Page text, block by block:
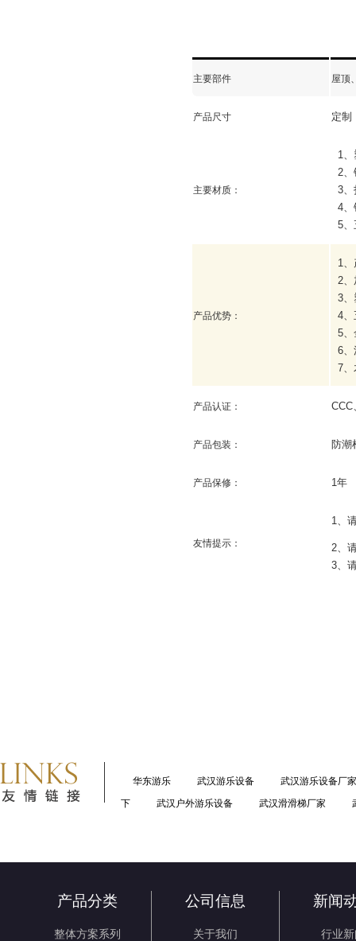
主要部件 屋顶
产品尺寸 定制
主要材质：
1
2
3、
4
5
产品优势：
1
2
3
4
5
6
7
产品认证： CCC
产品包装： 防潮
产品保修： 1年
友情提示：
1、
2、
3、
华东游乐 武汉游乐设备
武汉游乐设备厂家
下
武汉户外游乐设备 武汉滑滑梯厂家
产品分类
整体方案系列
公司信息
关于我们
新闻
行业